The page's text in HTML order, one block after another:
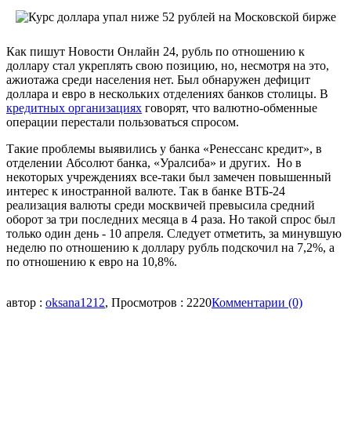
Как пишут Новости Онлайн 24, рубль по отношению к
доллару стал укреплять свою позицию, но, несмотря на это,
ажиотажа среди населения нет. Был обнаружен дефицит
доллара и евро в нескольких отделениях банков столицы. В
кредитных организациях говорят, что валютно-обменные
операции перестали пользоваться спросом.
Такие проблемы выявились у банка «Ренессанс кредит», в
отделении Абсолют банка, «Уралсиба» и других. Но в
некоторых учреждениях все-таки был замечен повышенный
интерес к иностранной валюте. Так в банке ВТБ-24
реализация валюты среди москвичей превысила средний
оборот за три последних месяца в 4 раза. Но такой спрос был
только один день - 10 апреля. Следует отметить, за минувшую
неделю по отношению к доллару рубль подскочил на 7,2%, а
по отношению к евро на 10,8%.
автор : oksana1212, Просмотров : 2220Комментарии (0)